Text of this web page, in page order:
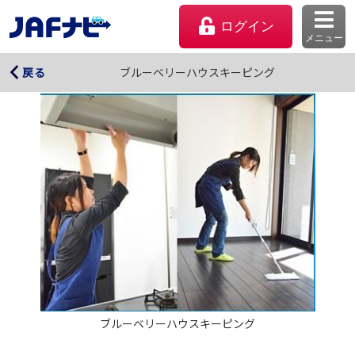
ログイン
メニュー
マイページ
会員優待のご利用方法
戻る ブルーベリーハウスキーピング
ブルーベリーハウスキーピング
ブルーベリーハウスキーピング